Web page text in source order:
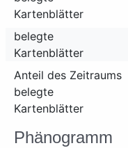
Kartenblätter
belegte
Kartenblätter
Anteil des Zeitraums
belegte
Kartenblätter
Phänogramm